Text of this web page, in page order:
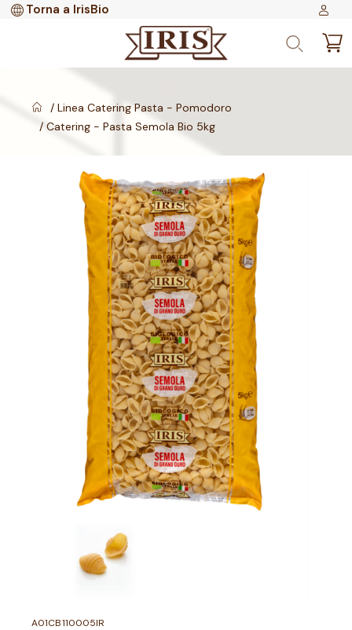
Torna a IrisBio
Linea Catering Pasta - Pomodoro
Catering - Pasta Semola Bio 5kg
A01CB110005IR